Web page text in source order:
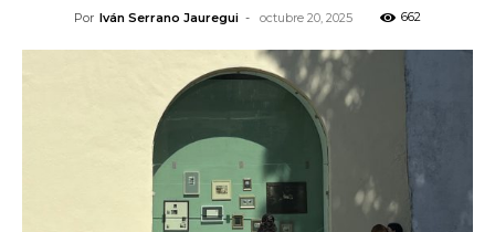
Por Iván Serrano Jauregui - octubre 20, 2025 662